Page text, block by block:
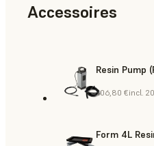
Accessoires
Resin Pump
406,80 €incl.
Form 4L